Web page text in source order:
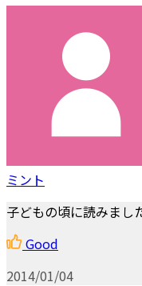
ミント
子どもの頃に読みまし
Good
2014/01/04